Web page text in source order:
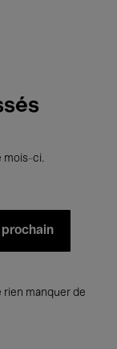
mois-ci.
prochain
manquer de